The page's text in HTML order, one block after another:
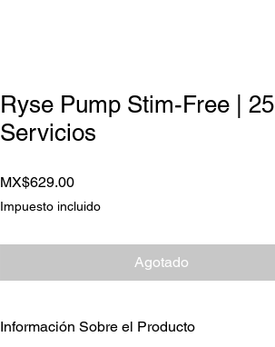
Ryse Pump Stim-Free | 25
Servicios
MX$629.00Precio
Impuesto incluido
Agotado
Información Sobre el Producto